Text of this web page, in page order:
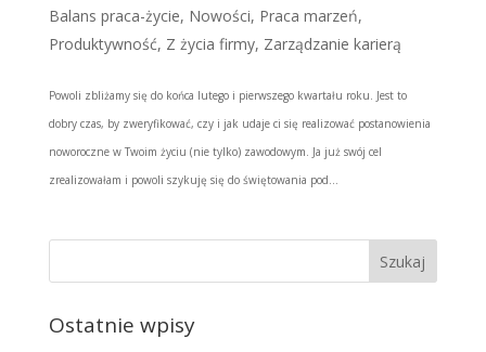
Balans praca-życie, Nowości, Praca marzeń,
Produktywność, Z życia firmy, Zarządzanie karierą
Powoli zbliżamy się do końca lutego i pierwszego kwartału roku. Jest to
dobry czas, by zweryfikować, czy i jak udaje ci się realizować postanowienia
noworoczne w Twoim życiu (nie tylko) zawodowym. Ja już swój cel
zrealizowałam i powoli szykuję się do świętowania pod...
Ostatnie wpisy